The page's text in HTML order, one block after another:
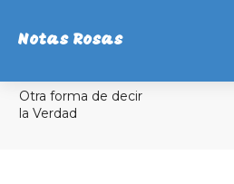
Notas Rosas
Otra forma de decir
la Verdad